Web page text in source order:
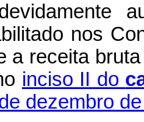
nos
a receita
inciso II do
dezembro